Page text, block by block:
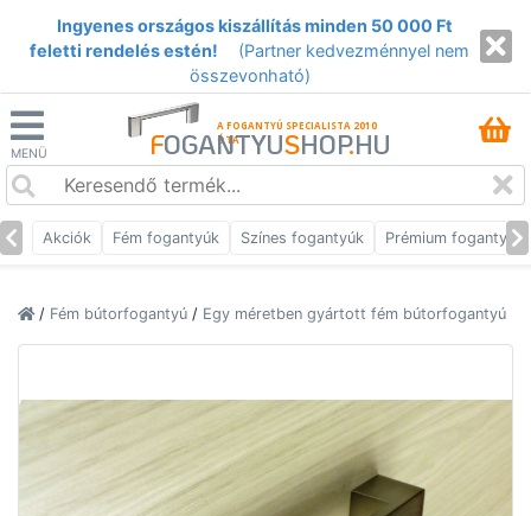
Ingyenes országos kiszállítás minden 50 000 Ft
feletti rendelés estén!
(Partner kedvezménnyel nem
összevonható)
MENÜ
A FOGANTYÚ SPECIALISTA 2010
ÓTA
FOGANTYUSHOP.HU
Akciók Fém fogantyúk Színes fogantyúk Prémium fogantyúk
/ Fém bútorfogantyú / Egy méretben gyártott fém bútorfogantyú